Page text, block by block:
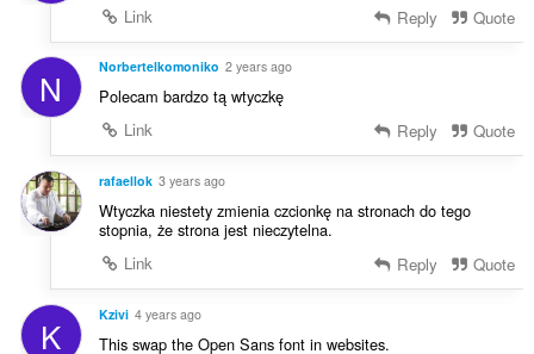
Link
Reply Quote
N Norbertelkomoniko 2 years ago
Polecam bardzo tą wtyczkę
Link
Reply Quote
rafaellok 3 years ago
Wtyczka niestety zmienia czcionkę na stronach do tego
stopnia, że strona jest nieczytelna.
Link
Reply Quote
K Kzivi 4 years ago
This swap the Open Sans font in websites.